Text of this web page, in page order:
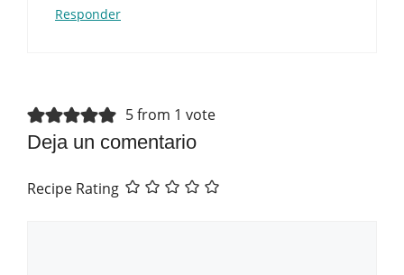
Responder
5 from 1 vote
Deja un comentario
Recipe Rating